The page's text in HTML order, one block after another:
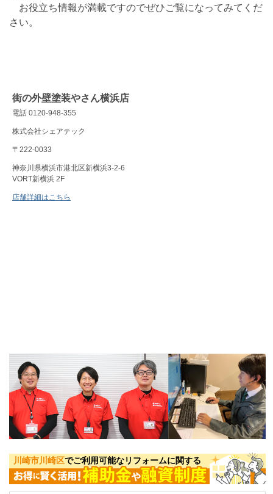
お役立ち情報が満載ですのでぜひご覧になってみてくだ
さい。
街の外壁塗装やさん横浜店
電話 0120-948-355
株式会社シェアテック
〒222-0033
神奈川県横浜市港北区新横浜3-2-6
VORT新横浜 2F
店舗詳細はこちら
川崎市川崎区でご利用可能なリフォームに関する